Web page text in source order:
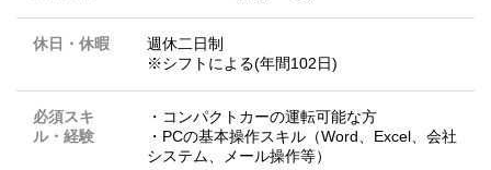
休日・休暇
週休二日制
※シフトによる(年間102日)
必須スキ
ル・経験
・コンパクトカーの運転可能な方
・PCの基本操作スキル（Word、Excel、会社
システム、メール操作等）